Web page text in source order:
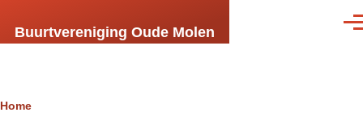
Buurtvereniging Oude Molen
Breadcrumb
Home